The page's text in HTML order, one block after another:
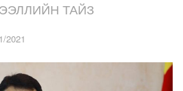
ТАЙЗ
2021